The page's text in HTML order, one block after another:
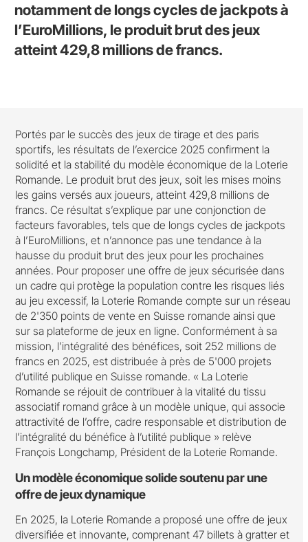
notamment de longs cycles de jackpots à
l’EuroMillions, le produit brut des jeux
atteint 429,8 millions de francs.
Portés par le succès des jeux de tirage et des paris
sportifs, les résultats de l’exercice 2025 confirment la
solidité et la stabilité du modèle économique de la Loterie
Romande. Le produit brut des jeux, soit les mises moins
les gains versés aux joueurs, atteint 429,8 millions de
francs. Ce résultat s’explique par une conjonction de
facteurs favorables, tels que de longs cycles de jackpots
à l’EuroMillions, et n’annonce pas une tendance à la
hausse du produit brut des jeux pour les prochaines
années. Pour proposer une offre de jeux sécurisée dans
un cadre qui protège la population contre les risques liés
au jeu excessif, la Loterie Romande compte sur un réseau
de 2'350 points de vente en Suisse romande ainsi que
sur sa plateforme de jeux en ligne. Conformément à sa
mission, l’intégralité des bénéfices, soit 252 millions de
francs en 2025, est distribuée à près de 5'000 projets
d’utilité publique en Suisse romande. « La Loterie
Romande se réjouit de contribuer à la vitalité du tissu
associatif romand grâce à un modèle unique, qui associe
attractivité de l’offre, cadre responsable et distribution de
l’intégralité du bénéfice à l’utilité publique » relève
François Longchamp, Président de la Loterie Romande.
Un modèle économique solide soutenu par une
offre de jeux dynamique
En 2025, la Loterie Romande a proposé une offre de jeux
diversifiée et innovante, comprenant 47 billets à gratter et